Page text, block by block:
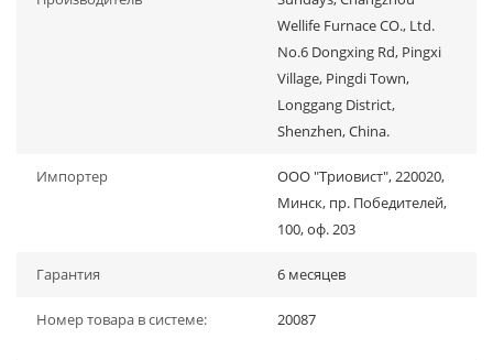
Wellife Furnace CO., Ltd.
No.6 Dongxing Rd, Pingxi
Village, Pingdi Town,
Longgang District,
Shenzhen, China.
Импортер
ООО "Триовист", 220020,
Минск, пр. Победителей,
100, оф. 203
Гарантия 6 месяцев
Номер товара в системе: 20087